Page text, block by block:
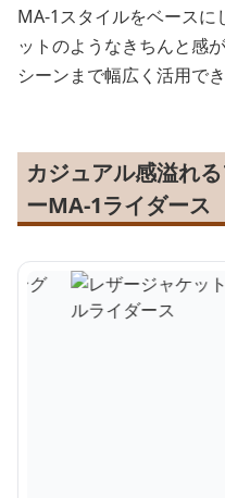
MA-1スタイルをベースに
ットのようなきちんと感
シーンまで幅広く活用でき
カジュアル感溢れ
ーMA-1ライダース